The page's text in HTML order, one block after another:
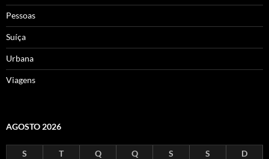
Pessoas
Suíça
Urbana
Viagens
AGOSTO 2026
S T Q Q S S
D